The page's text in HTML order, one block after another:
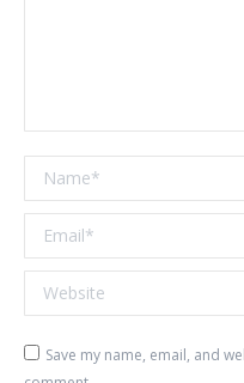
Name *
Email *
Website
Save my name, email, and